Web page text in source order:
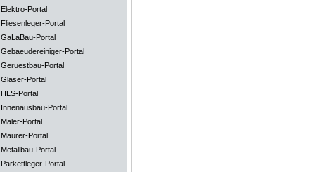
Elektro-Portal
Fliesenleger-Portal
GaLaBau-Portal
Gebaeudereiniger-Portal
Geruestbau-Portal
Glaser-Portal
HLS-Portal
Innenausbau-Portal
Maler-Portal
Maurer-Portal
Metallbau-Portal
Parkettleger-Portal